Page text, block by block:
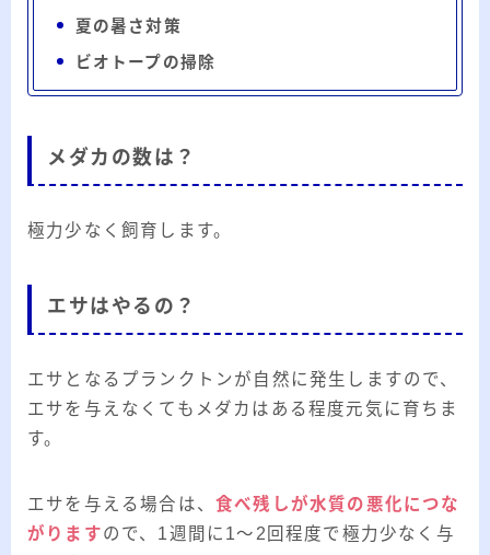
夏の暑さ対策
ビオトープの掃除
メダカの数は？
極力少なく飼育します。
エサはやるの？
エサとなるプランクトンが自然に発生しますので、
エサを与えなくてもメダカはある程度元気に育ちま
す。
エサを与える場合は、 食べ残しが水質の悪化につな
がりますので、1週間に1～2回程度で極力少なく与